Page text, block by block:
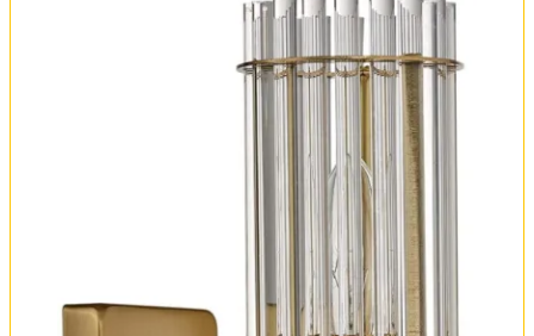
Оплата и доставка
FAQ